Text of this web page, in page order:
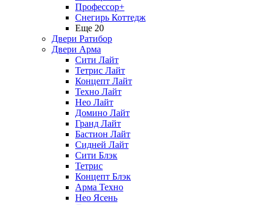
Профессор+
Снегирь Коттедж
Еще 20
Двери Ратибор
Двери Арма
Сити Лайт
Тетрис Лайт
Концепт Лайт
Техно Лайт
Нео Лайт
Домино Лайт
Гранд Лайт
Бастион Лайт
Сидней Лайт
Сити Блэк
Тетрис
Концепт Блэк
Арма Техно
Нео Ясень